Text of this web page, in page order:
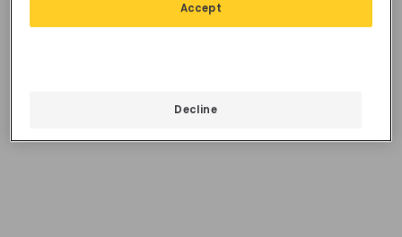
En Stock, Livré sous 3 à 4Decline
Accept